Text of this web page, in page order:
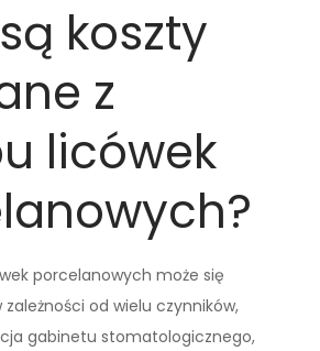
koszty
z
licówek
porcelanowych może się
od wielu czynników,
gabinetu stomatologicznego,